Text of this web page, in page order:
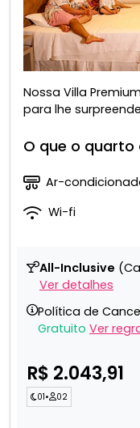
Nossa Villa
para lhe
O que o quarto
Ar-
Wi-fi
All-Inclusive
Ver detalhes
Política de
Gratuito Ver
R$ 2.043,91
01• 02